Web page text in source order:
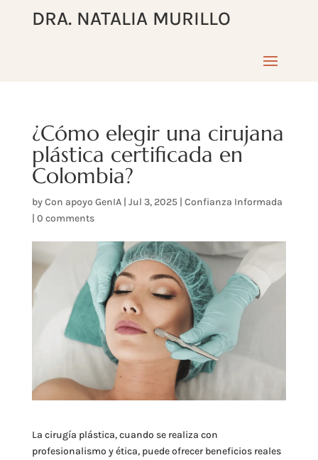
DRA. NATALIA MURILLO
¿Cómo elegir una cirujana
plástica certificada en
Colombia?
byCon apoyo GenIA| Jul 3, 2025| Confianza Informada
| 0 comments
La cirugía plástica, cuando se realiza con
profesionalismo y ética, puede ofrecer beneficios reales